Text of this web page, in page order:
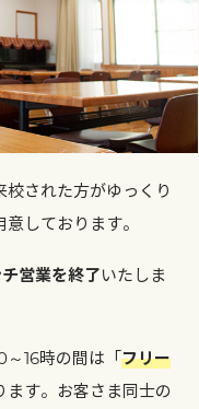
された方がゆっくり
しております。
営業を終了いたしま
～16時の間は「フリー
ます。お客さま同士の